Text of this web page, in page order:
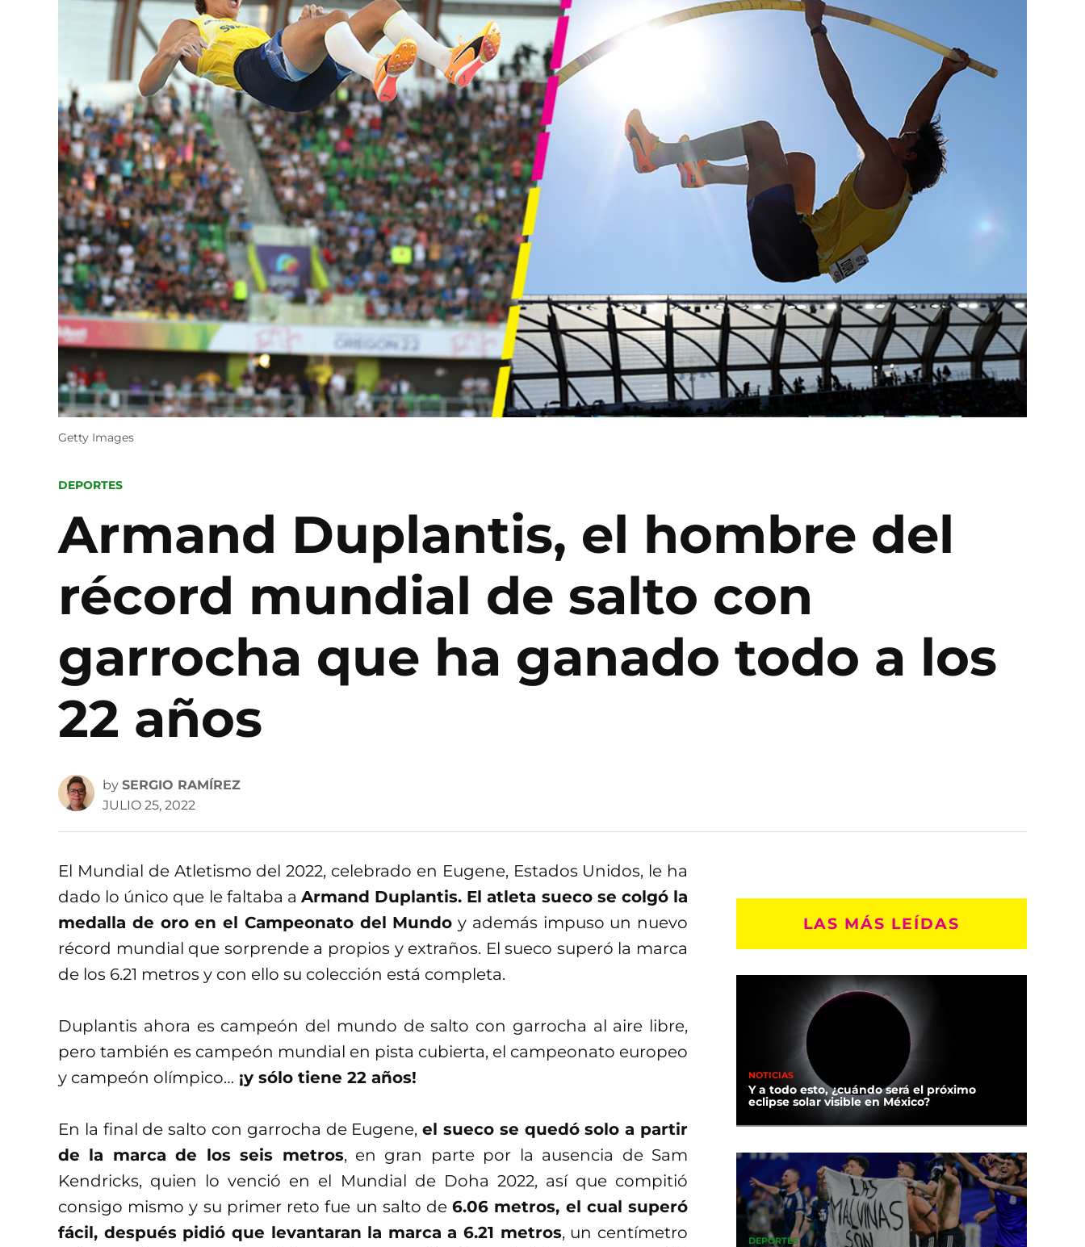
Getty Images
POSTED
DEPORTES
Armand Duplantis, el hombre del
récord mundial de salto con
garrocha que ha ganado todo a los
22 años
by SERGIO RAMÍREZ
JULIO 25, 2022
El Mundial de Atletismo del 2022, celebrado en Eugene, Estados Unidos, le ha
dado lo único que le faltaba a Armand Duplantis. El atleta sueco se colgó la
medalla de oro en el Campeonato del Mundo y además impuso un nuevo
récord mundial que sorprende a propios y extraños. El sueco superó la marca
de los 6.21 metros y con ello su colección está completa.
Duplantis ahora es campeón del mundo de salto con garrocha al aire libre,
pero también es campeón mundial en pista cubierta, el campeonato europeo
y campeón olímpico… ¡y sólo tiene 22 años!
En la final de salto con garrocha de Eugene,el sueco se quedó solo a partir
de la marca de los seis metros, en gran parte por la ausencia de Sam
Kendricks, quien lo venció en el Mundial de Doha 2022, así que compitió
consigo mismo y su primer reto fue un salto de6.06 metros, el cual superó
fácil, después pidió que levantaran la marca a 6.21 metros, un centímetro
LAS MÁS LEÍDAS
NOTICIAS
Y a todo esto, ¿cuándo será el próximo
eclipse solar visible en México?
DEPORTES